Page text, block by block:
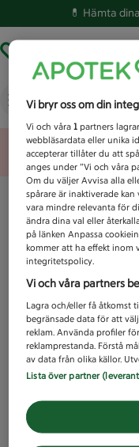
💊 Hämta
Vad letar du
Vi bryr oss om din
Vi och våra1 partners
webbläsardata eller unika
accepterar tillåter du att
anges under ”Vi och våra
Om du väljer Avvisa alla
spårare är inaktiverade
vara mindre relevanta för
ändra dina val eller
på länken Anpassa
kommer att ha effekt inom
integritetspolicy.
Vi och våra partners
Lagra och/eller få åtkomst
begränsade data för att
reklam. Använda profiler
reklamprestanda. Förstå
av data från olika källor.
Lista över partner